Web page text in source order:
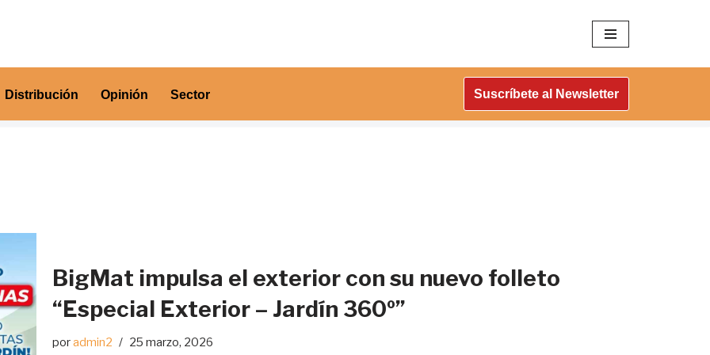
Distribución Opinión Sector Suscríbete al Newsletter
BigMat impulsa el exterior con su nuevo folleto
“Especial Exterior – Jardín 360º”
poradmin2 25 marzo, 2026